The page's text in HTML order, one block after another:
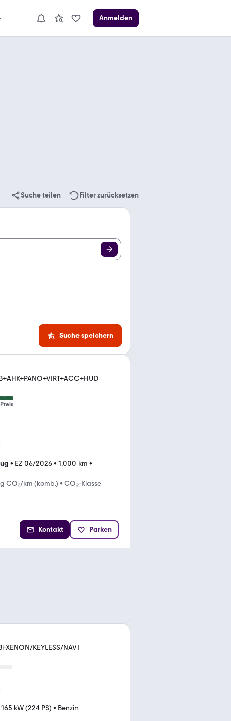
Anmelden
Suche teilen Filter zurücksetzen
Suche speichern
• EZ 06/2026• 1.000 km •
CO₂/km (komb.) • CO₂-Klasse
Kontakt Parken
XENON/KEYLESS/NAVI
165 kW (224 PS) • Benzin